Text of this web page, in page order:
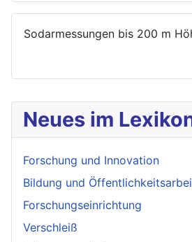
Neues im
Forschung und Innovation
Bildung und
Forschungseinrichtung
Verschleiß
Sodarmessungen bis 200 m